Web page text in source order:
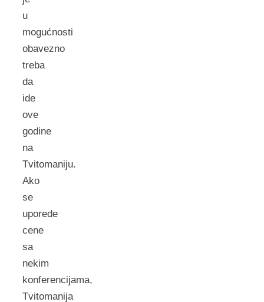
u
mogućnosti
obavezno
treba
da
ide
ove
godine
na
Tvitomaniju.
Ako
se
uporede
cene
sa
nekim
konferencijama,
Tvitomanija